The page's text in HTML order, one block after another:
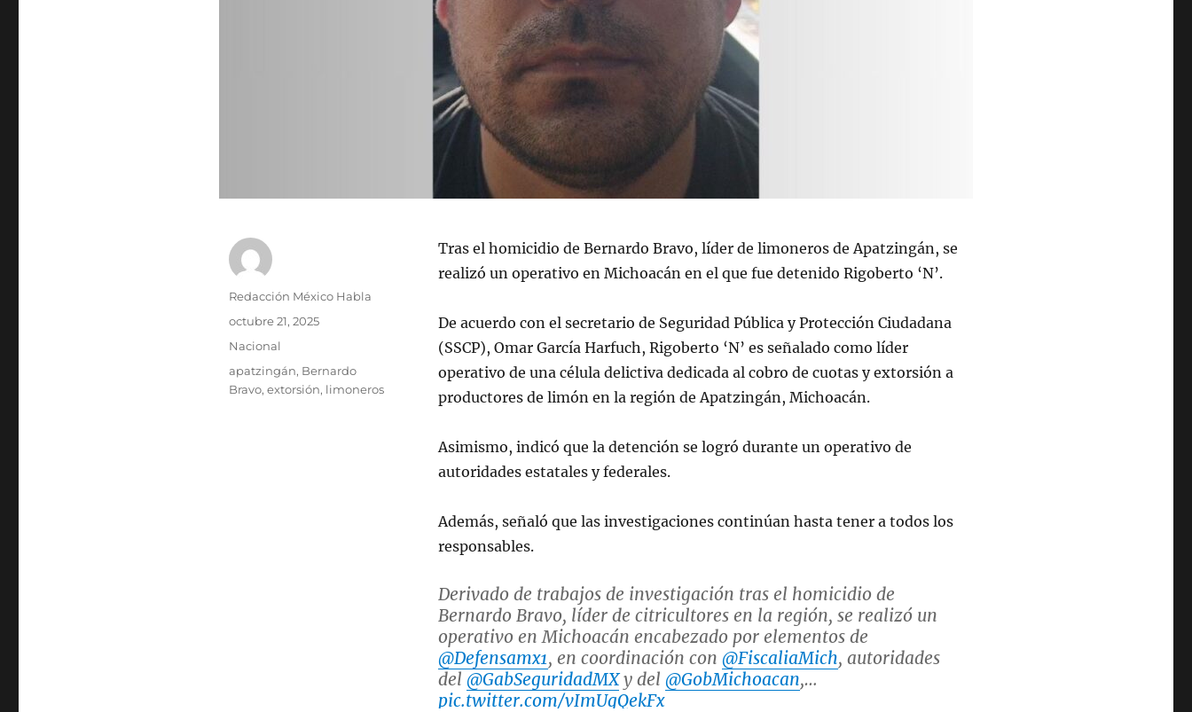
Tras el homicidio de Bernardo Bravo, líder de limoneros de Apatzingán, se
realizó un operativo en Michoacán en el que fue detenido Rigoberto ‘N’.
De acuerdo con el secretario de Seguridad Pública y Protección Ciudadana
(SSCP), Omar García Harfuch, Rigoberto ‘N’ es señalado como líder
operativo de una célula delictiva dedicada al cobro de cuotas y extorsión a
productores de limón en la región de Apatzingán, Michoacán.
Asimismo, indicó que la detención se logró durante un operativo de
autoridades estatales y federales.
Además, señaló que las investigaciones continúan hasta tener a todos los
responsables.
Derivado de trabajos de investigación tras el homicidio de
Bernardo Bravo, líder de citricultores en la región, se realizó un
operativo en Michoacán encabezado por elementos de
@Defensamx1, en coordinación con@FiscaliaMich, autoridades
del@GabSeguridadMXy del@GobMichoacan,…
pic.twitter.com/vImUgQekFx
A
o
r
Redacción México Habla
P
l
i
octubre 21, 2025
C
Nacional
E
t
apatzingán, Bernardo
Bravo, extorsión, limoneros